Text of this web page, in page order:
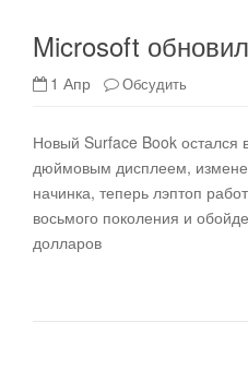
Microsoft
1 Апр Обсудить
Новый Surface Book остался
дюймовым дисплеем,
начинка, теперь лэптоп
восьмого поколения и
долларов